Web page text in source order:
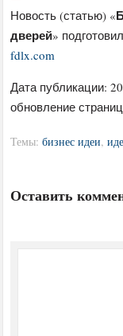
Новость (статью) «
дверей»
fdlx.com
Дата публикации:
обновление
Темы:бизнес идеи,
Оставить